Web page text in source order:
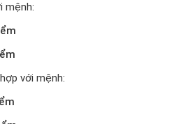
mệnh:
với mệnh: